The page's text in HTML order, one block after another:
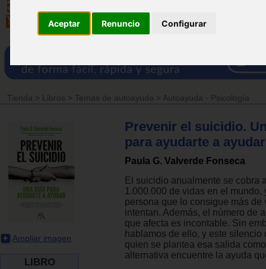
Aceptar Renuncio Configurar
Tienda > Libros > Temas de autoayuda > Autoayuda - Psicología
Ampliar imagen
LIBRO
Prevenir el suicidio.
para ayudarte a ayudar
Paula G. Valverde Fonseca
El suicidio anualmente se cobra
1.000.000 de vidas en el mundo,
persona que lo consigue más de
intentan. Además, el número de
que afecta es incontable. Sin
hablamos de ello, y este silencio
quien se plantea esa salida
alternativa encuentre la ayuda